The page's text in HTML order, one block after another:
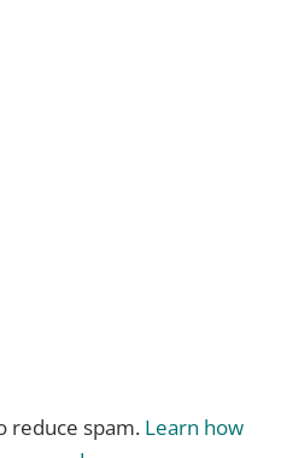
reduce spam. Learn how